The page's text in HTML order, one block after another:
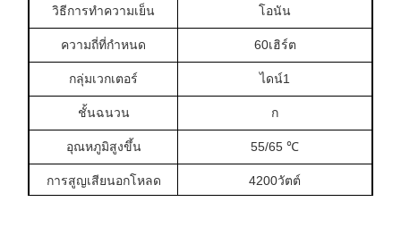
วิธีการทำความเย็น โอนัน
ความถี่ที่กำหนด 60เฮิร์ต
กลุ่มเวกเตอร์ ไดน์1
ชั้นฉนวน ก
อุณหภูมิสูงขึ้น 55/65 ℃
การสูญเสียนอกโหลด 4200วัตต์